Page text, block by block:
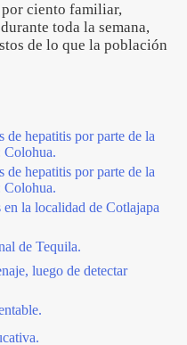
ciento familiar,
toda la semana,
de lo que la población
de hepatitis por parte de la
Colohua.
de hepatitis por parte de la
Colohua.
la localidad de Cotlajapa
de Tequila.
luego de detectar